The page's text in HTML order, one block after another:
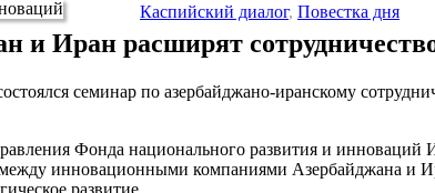
Каспийский диалог, Повестка дня
и Иран расширят
семинар по азербайджано-иранскому
Фонда национального развития и инноваций
между инновационными компаниями Азербайджана и
развитие.